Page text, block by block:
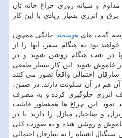
و شبانه روزی چراغ خانه تان
و انرژی بسیار زیادی با این كار
گجت هایهوشمند خانگی همچون
بود به هنگام سفر، آنها را از
در شب هنگام روشن شوند و در
خاموش شوند. این كار بسیار طبیعی
احتمالی واقعاً تصور می كنند
آن هم در آن سكونت دارند. در ضمن،
انرژی جلوگیری كرده و به مصرف
نمود. این چراغ ها همینطور قابلیت
و صاحبان منازل را دارند تا در
خاموش و روشن شده و به صورت كلی
سیگنال اشتباه را به سارقان احتمالی